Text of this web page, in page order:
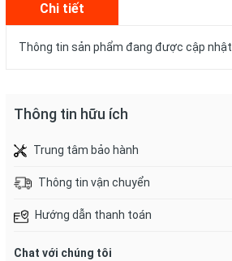
Chi tiết
Thông tin sản phẩm đang được cập nhật
Thông tin hữu ích
Trung tâm bảo hành
Thông tin vận chuyển
Hướng dẫn thanh toán
Chat với chúng tôi